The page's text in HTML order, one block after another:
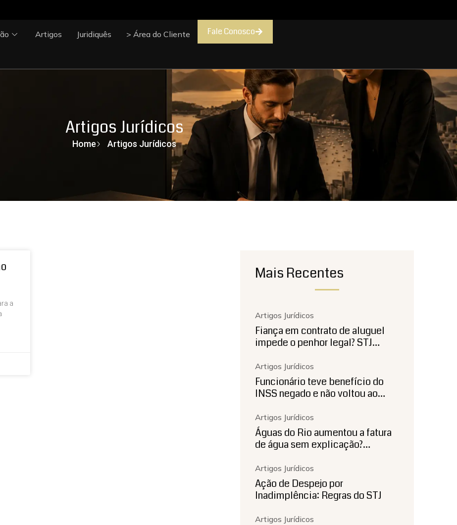
Artigos Juridiquês > Área do Cliente Fale Conosco
Artigos Jurídicos
Home Artigos Jurídicos
a
Mais Recentes
Artigos Jurídicos
Fiança em contrato de aluguel
impede o penhor legal? STJ…
Artigos Jurídicos
Funcionário teve benefício do
INSS negado e não voltou ao…
Artigos Jurídicos
Águas do Rio aumentou a fatura
de água sem explicação?…
Artigos Jurídicos
Ação de Despejo por
Inadimplência: Regras do STJ
Artigos Jurídicos